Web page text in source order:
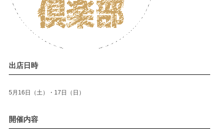
出店日時
5月16日（土）・17日（日）
開催内容